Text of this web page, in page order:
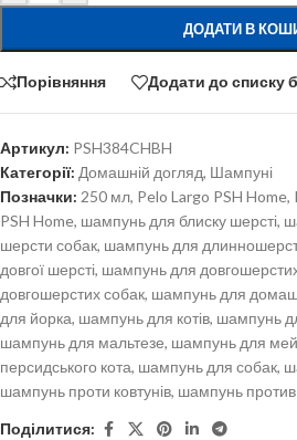
ДОДАТИ В
Порівняння Додати до списку
Артикул: PSH384CHBH
Категорії: Домашній догляд, Шампуні
Позначки: 250 мл, Pelo Largo PSH Home,
PSH Home, шампунь для блиску шерсті,
шерсти собак, шампунь для
довгої шерсті, шампунь для довгошерстих
довгошерстих собак, шампунь для
для йорка, шампунь для котів, шампунь
шампунь для мальтезе, шампунь для
персидського кота, шампунь для собак,
шампунь проти ковтунів, шампунь против
Поділитися: